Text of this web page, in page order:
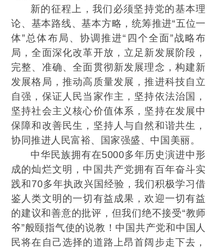
新的征程上，我们必须坚持党的基本理
论、基本路线、基本方略，统筹推进“五位一
体”总体布局、协调推进“四个全面”战略布
局，全面深化改革开放，立足新发展阶段，
完整、准确、全面贯彻新发展理念，构建新
发展格局，推动高质量发展，推进科技自立
自强，保证人民当家作主，坚持依法治国，
坚持社会主义核心价值体系，坚持在发展中
保障和改善民生，坚持人与自然和谐共生，
协同推进人民富裕、国家强盛、中国美丽。
中华民族拥有在5000多年历史演进中形
成的灿烂文明，中国共产党拥有百年奋斗实
践和70多年执政兴国经验，我们积极学习借
鉴人类文明的一切有益成果，欢迎一切有益
的建议和善意的批评，但我们绝不接受“教师
爷”般颐指气使的说教！中国共产党和中国人
民将在自己选择的道路上昂首阔步走下去，